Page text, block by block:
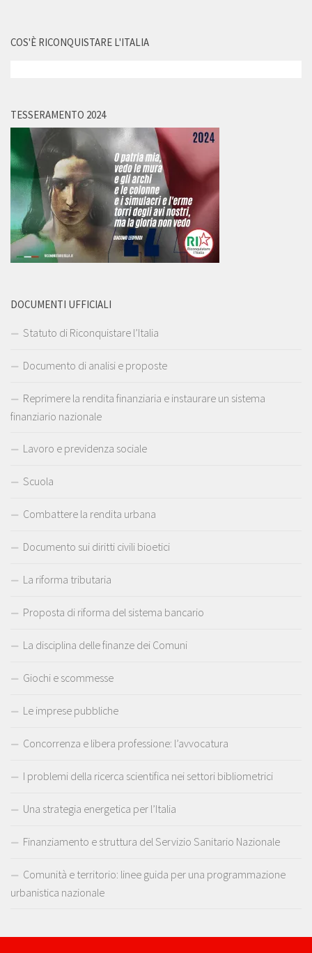
COS'È RICONQUISTARE L'ITALIA
TESSERAMENTO 2024
DOCUMENTI UFFICIALI
Statuto di Riconquistare l’Italia
Documento di analisi e proposte
Reprimere la rendita finanziaria e instaurare un sistema
finanziario nazionale
Lavoro e previdenza sociale
Scuola
Combattere la rendita urbana
Documento sui diritti civili bioetici
La riforma tributaria
Proposta di riforma del sistema bancario
La disciplina delle finanze dei Comuni
Giochi e scommesse
Le imprese pubbliche
Concorrenza e libera professione: l’avvocatura
I problemi della ricerca scientifica nei settori bibliometrici
Una strategia energetica per l’Italia
Finanziamento e struttura del Servizio Sanitario Nazionale
Comunità e territorio: linee guida per una programmazione
urbanistica nazionale